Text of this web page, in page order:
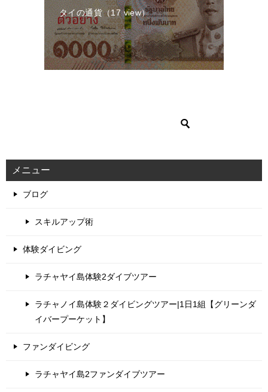
タイの通貨（17 view）
メニュー
ブログ
スキルアップ術
体験ダイビング
ラチャヤイ島体験2ダイブツアー
ラチャノイ島体験２ダイビングツアー|1日1組【グリーンダ
イバープーケット】
ファンダイビング
ラチャヤイ島2ファンダイブツアー